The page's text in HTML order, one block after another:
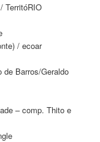
TerritóRIO
/ ecoar
de Barros/Geraldo
– comp. Thito e